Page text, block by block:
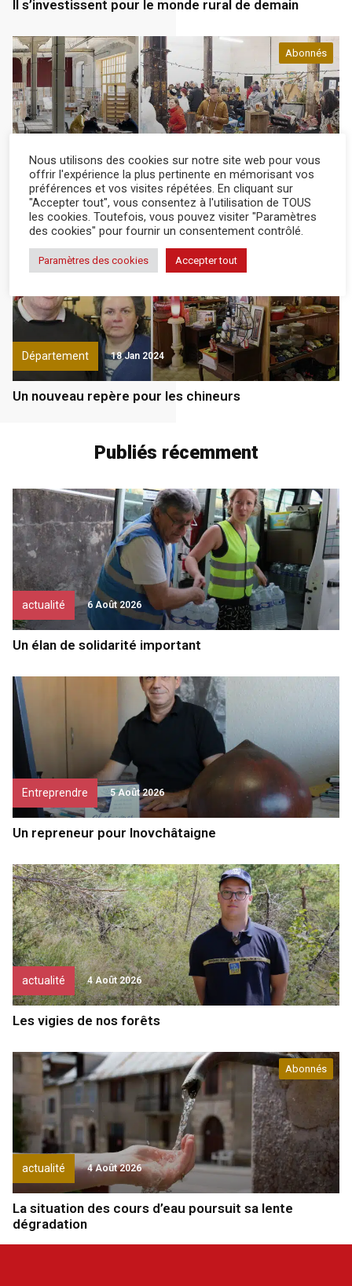
Il s’investissent pour le monde rural de demain
Département
Abonnés
De la culture et de l’emploi pour tous grâce à La
Traverse
Département 18 Jan 2024
Un nouveau repère pour les chineurs
Publiés récemment
actualité 6 Août 2026
Un élan de solidarité important
Entreprendre 5 Août 2026
Un repreneur pour Inovchâtaigne
actualité 4 Août 2026
Les vigies de nos forêts
actualité
Abonnés
4 Août 2026
La situation des cours d’eau poursuit sa lente
dégradation
Nous utilisons des cookies sur notre site web pour vous
offrir l'expérience la plus pertinente en mémorisant vos
préférences et vos visites répétées. En cliquant sur
"Accepter tout", vous consentez à l'utilisation de TOUS
les cookies. Toutefois, vous pouvez visiter "Paramètres
des cookies" pour fournir un consentement contrôlé.
Paramètres des cookies Accepter tout